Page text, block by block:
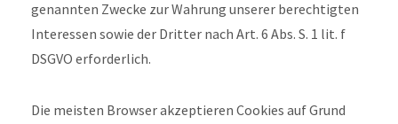
genannten Zwecke zur Wahrung unserer berechtigten
Interessen sowie der Dritter nach Art. 6 Abs. S. 1 lit. f
DSGVO erforderlich.
Die meisten Browser akzeptieren Cookies auf Grund